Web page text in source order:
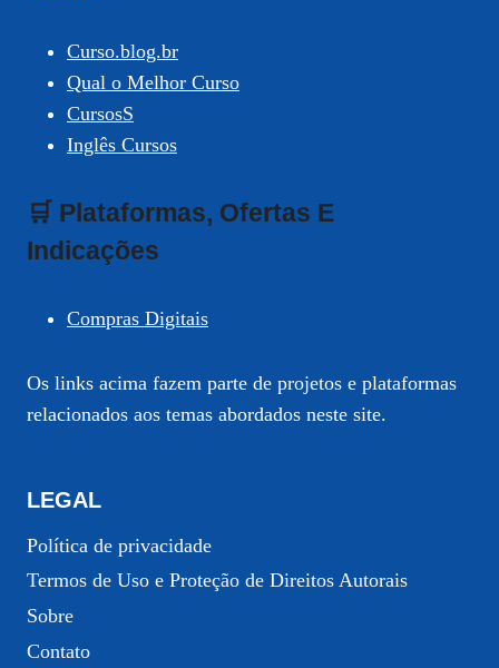
Curso.blog.br
Qual o Melhor Curso
CursosS
Inglês Cursos
🛒 Plataformas, Ofertas E
Indicações
Compras Digitais
Os links acima fazem parte de projetos e plataformas
relacionados aos temas abordados neste site.
LEGAL
Política de privacidade
Termos de Uso e Proteção de Direitos Autorais
Sobre
Contato